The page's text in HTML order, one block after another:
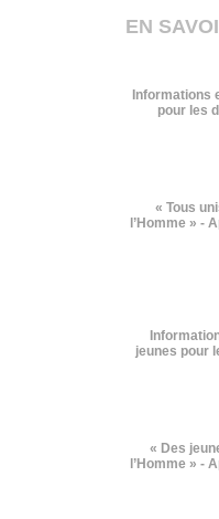
EN
Informations
pour les
« Tous
l’Homme » -
jeunes pour
« Des
l’Homme » -